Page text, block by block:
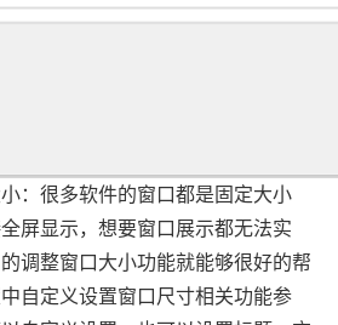
：很多软件的窗口都是固定大小
屏显示，想要窗口展示都无法实
的调整窗口大小功能就能够很好的帮
自定义设置窗口尺寸相关功能参